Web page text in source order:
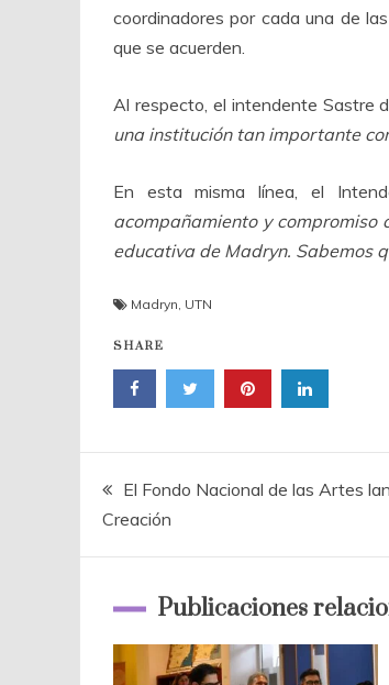
coordinadores por cada una de
que se acuerden.
Al respecto, el intendente Sastre
una institución tan importante
En esta misma línea, el
acompañamiento y
educativa de Madryn. Sabemos
Madryn UTN
SHARE
Navegación
de
entradas
El Fondo Nacional de las Artes
Creación
Publicaciones